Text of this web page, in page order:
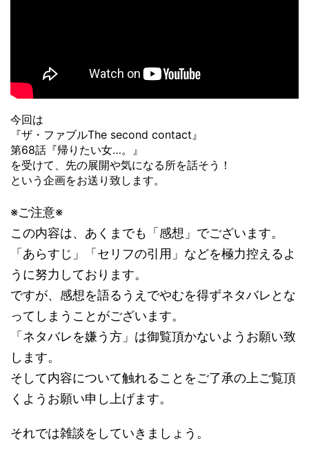
今回は
『ザ・ファブルThe second contact』
第68話『帰りたい女…。』
を受けて、先の展開や気になる所を話そう！
という企画をお送り致します。
※ご注意※
この内容は、あくまでも「感想」でございます。
「あらすじ」「セリフの引用」などを極力控えるよ
うに努力しております。
ですが、感想を語るうえでやむを得ずネタバレとな
ってしまうことがございます。
「ネタバレを嫌う方」は御覧頂かないようお願い致
します。
そして内容について触れることをご了承の上ご覧頂
くようお願い申し上げます。
それでは雑談をしていきましょう。